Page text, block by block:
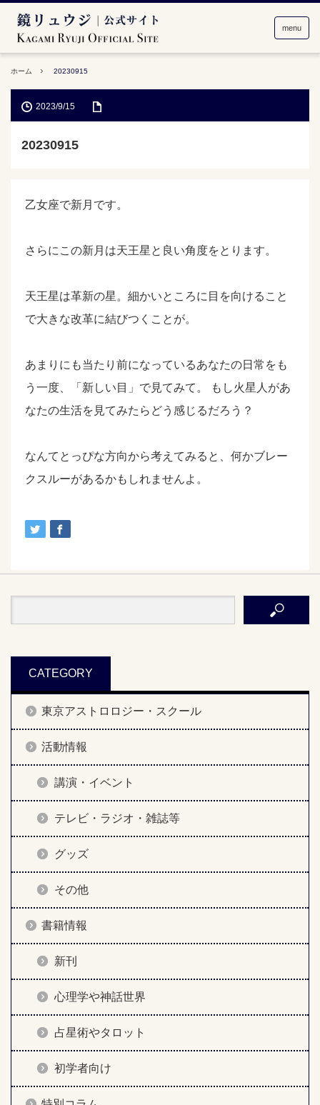
menu
ホーム 20230915
2023/9/15
20230915
乙女座で新月です。
さらにこの新月は天王星と良い角度をとります。
天王星は革新の星。細かいところに目を向けること
で大きな改革に結びつくことが。
あまりにも当たり前になっているあなたの日常をも
う一度、「新しい目」で見てみて。 もし火星人があ
なたの生活を見てみたらどう感じるだろう？
なんてとっぴな方向から考えてみると、何かブレー
クスルーがあるかもしれませんよ。
CATEGORY
東京アストロロジー・スクール
活動情報
講演・イベント
テレビ・ラジオ・雑誌等
グッズ
その他
書籍情報
新刊
心理学や神話世界
占星術やタロット
初学者向け